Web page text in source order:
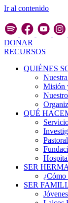
Ir al contenido
DONAR
RECURSOS
QUIÉNES
Misión
QUÉ
SER
¿Cómo
SER